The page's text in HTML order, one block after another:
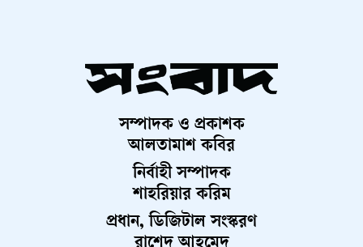
সম্পাদক ও প্রকাশক
আলতামাশ কবির
নির্বাহী সম্পাদক
শাহরিয়ার করিম
প্রধান, ডিজিটাল সংস্করণ